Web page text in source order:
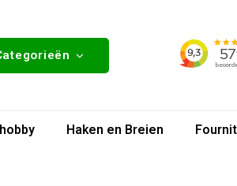
Haken en Breien